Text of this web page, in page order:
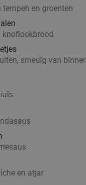
tempeh en groenten
knoflookbrood
smeuïg van
en atjar